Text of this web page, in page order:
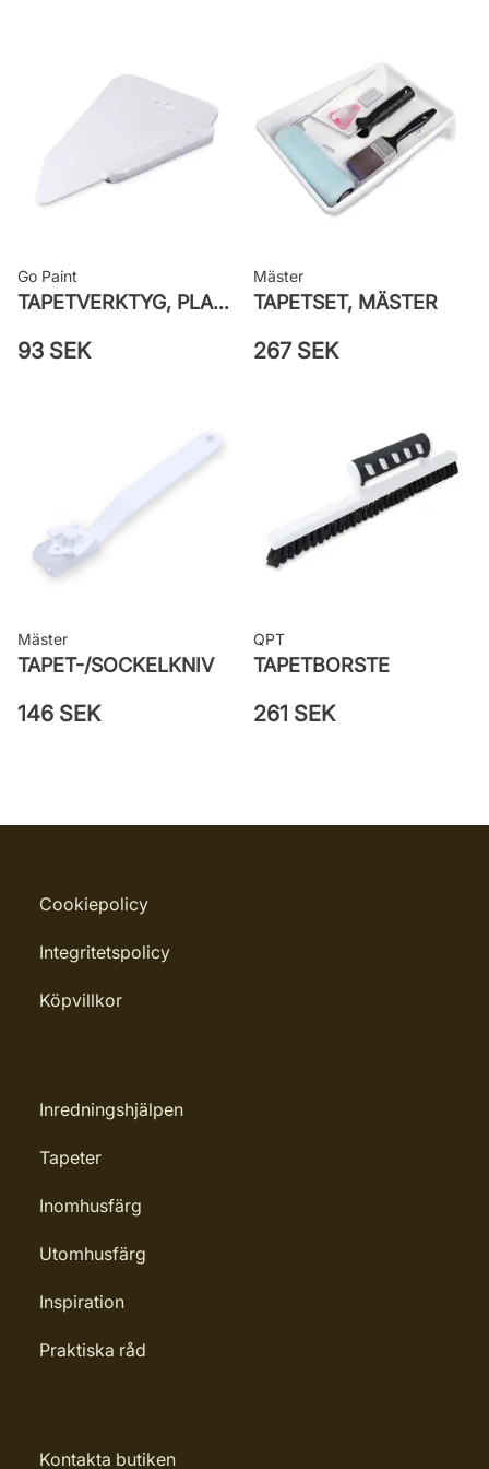
Go Paint
TAPETVERKTYG, PLAST GO PAINT
93 SEK
Mäster
TAPETSET, MÄSTER
267 SEK
Mäster
TAPET-/SOCKELKNIV
146 SEK
QPT
TAPETBORSTE
261 SEK
Cookiepolicy
Integritetspolicy
Köpvillkor
Inredningshjälpen
Tapeter
Inomhusfärg
Utomhusfärg
Inspiration
Praktiska råd
Kontakta butiken